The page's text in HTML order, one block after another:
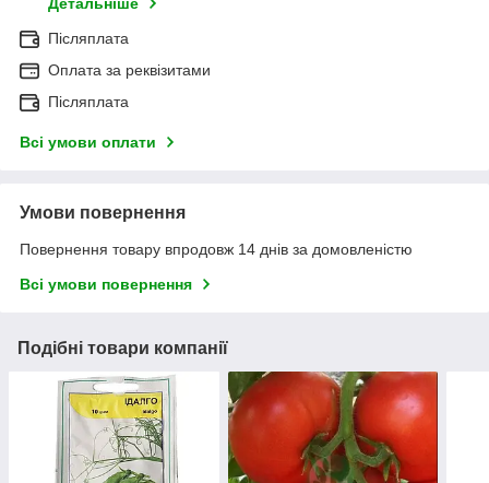
Детальніше
Післяплата
Оплата за реквізитами
Післяплата
Всі умови оплати
Умови повернення
Повернення товару впродовж 14 днів за домовленістю
Всі умови повернення
Подібні товари компанії